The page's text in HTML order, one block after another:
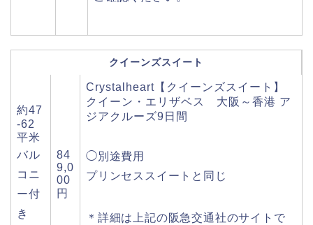
クイーンズスイート
約47
-62
平米
バル
コニ
ー付
き
84
9,0
00
円
Crystalheart【クイーンズスイート】
クイーン・エリザベス 大阪～香港 ア
ジアクルーズ9日間
◯別途費用
プリンセススイートと同じ
＊詳細は上記の阪急交通社のサイトで